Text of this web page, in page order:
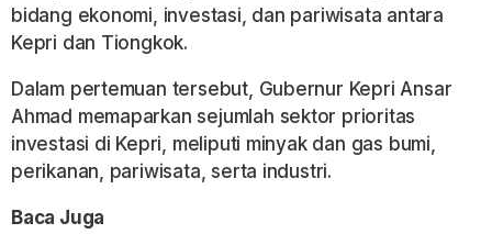
bidang ekonomi, investasi, dan pariwisata antara
Kepri dan Tiongkok.
Dalam pertemuan tersebut, Gubernur Kepri Ansar
Ahmad memaparkan sejumlah sektor prioritas
investasi di Kepri, meliputi minyak dan gas bumi,
perikanan, pariwisata, serta industri.
Baca Juga